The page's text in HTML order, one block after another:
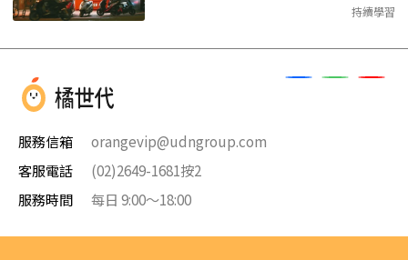
持續學習
服務信箱
orangevip@udngroup.com
客服電話
(02)2649-1681按2
服務時間
每日 9:00～18:00